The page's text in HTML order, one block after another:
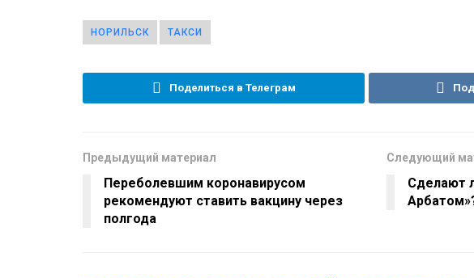
НОРИЛЬСК ТАКСИ
Поделиться в Телеграм
Предыдущий материал
Переболевшим коронавирусом
рекомендуют ставить вакцину через
полгода
Следующий
Сделают